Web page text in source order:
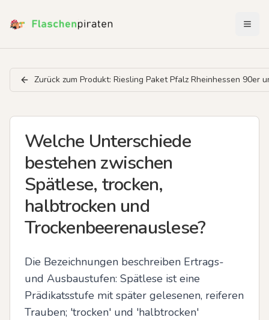
Zurück zum Produkt: Riesling Paket Pfalz Rheinhessen 90er
Welche Unterschiede
bestehen zwischen
Spätlese, trocken,
halbtrocken und
Trockenbeerenauslese?
Die Bezeichnungen beschreiben Ertrags-
und Ausbaustufen: Spätlese ist eine
Prädikatsstufe mit später gelesenen, reiferen
Trauben; 'trocken' und 'halbtrocken'